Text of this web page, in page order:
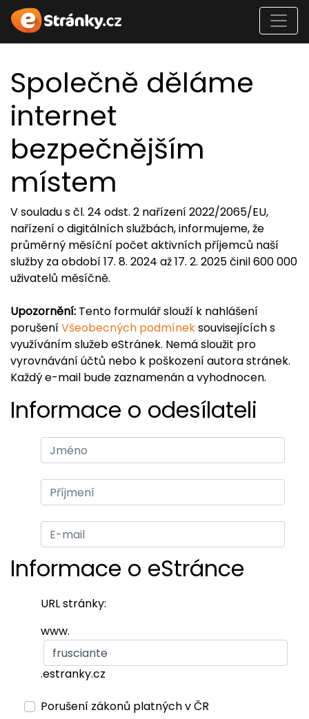
Společně děláme
internet
bezpečnějším
místem
V souladu s čl. 24 odst. 2 nařízení 2022/2065/EU,
nařízení o digitálních službách, informujeme, že
průměrný měsíční počet aktivních příjemců naší
služby za období 17. 8. 2024 až 17. 2. 2025 činil 600 000
uživatelů měsíčně.
Upozornění: Tento formulář slouží k nahlášení
porušeníVšeobecných podmíneksouvisejících s
využíváním služeb eStránek. Nemá sloužit pro
vyrovnávání účtů nebo k poškození autora stránek.
Každý e-mail bude zaznamenán a vyhodnocen.
Informace o odesílateli
Informace o eStránce
URL stránky:
www.
.estranky.cz
Porušení zákonů platných v ČR